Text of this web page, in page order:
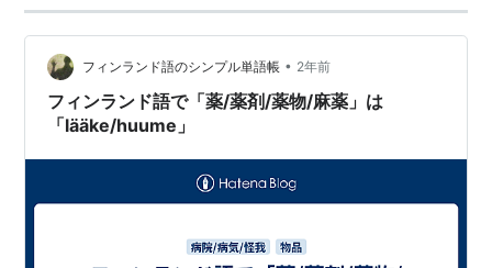
フィンランド語のシンプル単語帳 • 2年前
フィンランド語で「薬/薬剤/薬物/麻薬」は
「lääke/huume」